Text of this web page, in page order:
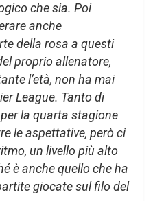
che sia. Poi
anche
della rosa a questi
proprio allenatore,
l’età, non ha mai
League. Tanto di
la quarta stagione
le aspettative, però ci
un livello più alto
è anche quello che ha
giocate sul filo del